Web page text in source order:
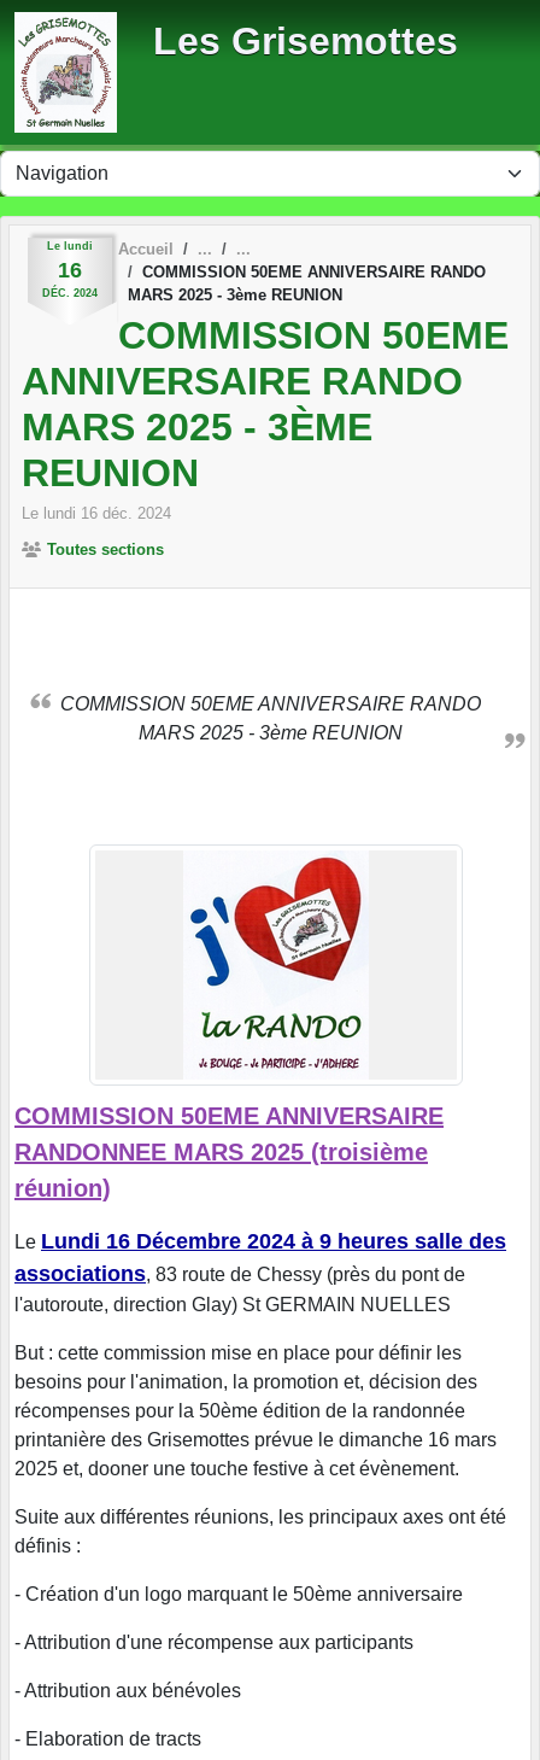
Les Grisemottes
Le lundi
16
DÉC. 2024
Accueil
COMMISSION 50EME ANNIVERSAIRE RANDO
MARS 2025 - 3ème REUNION
COMMISSION 50EME
ANNIVERSAIRE RANDO
MARS 2025 - 3ÈME
REUNION
Le lundi 16 déc.
2024
Toutes sections
COMMISSION 50EME ANNIVERSAIRE RANDO
MARS 2025 - 3ème REUNION
COMMISSION 50EME ANNIVERSAIRE
RANDONNEE MARS 2025 (troisième
réunion)
Le Lundi 16 Décembre 2024 à 9 heures salle des
associations, 83 route de Chessy (près du pont de
l'autoroute, direction Glay) St GERMAIN NUELLES
But : cette commission mise en place pour définir les
besoins pour l'animation, la promotion et, décision des
récompenses pour la 50ème édition de la randonnée
printanière des Grisemottes prévue le dimanche 16 mars
2025 et, dooner une touche festive à cet évènement.
Suite aux différentes réunions, les principaux axes ont été
définis :
- Création d'un logo marquant le 50ème anniversaire
- Attribution d'une récompense aux participants
- Attribution aux bénévoles
- Elaboration de tracts
Panneau de gestion des cookies